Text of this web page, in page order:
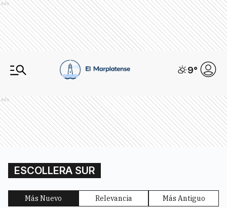
Ads
9°
Ads
ESCOLLERA SUR
Más Nuevo Relevancia Más Antiguo